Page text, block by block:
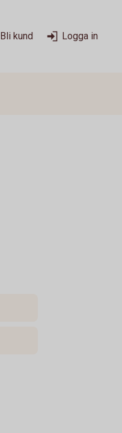
Bli kund Logga in